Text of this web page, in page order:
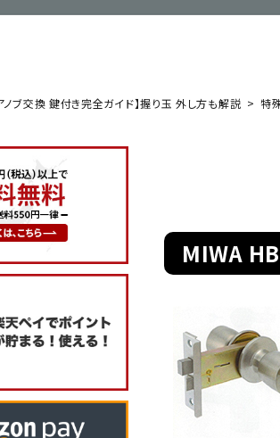
交換
交換
ノブ交換 鍵付き完全ガイド】握り玉 外し方も解説 特
MIWA